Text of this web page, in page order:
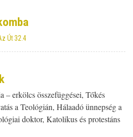
Út 32.4
– erkölcs összefüggései, Tőkés
a Teológián, Hálaadó ünnepség a
doktor, Katolikus és protestáns